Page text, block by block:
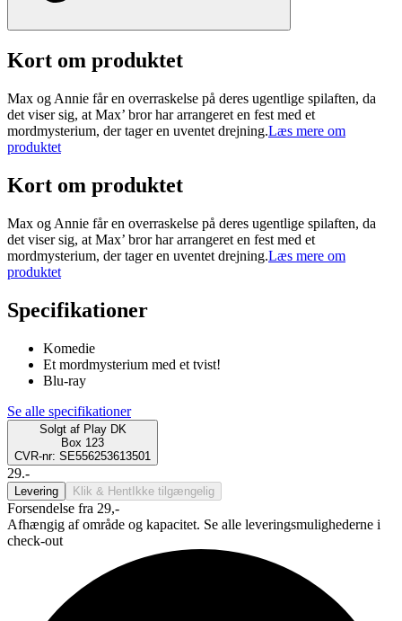
Kort om produktet
Max og Annie får en overraskelse på deres ugentlige spilaften, da
det viser sig, at Max’ bror har arrangeret en fest med et
mordmysterium, der tager en uventet drejning.Læs mere om
produktet
Kort om produktet
Max og Annie får en overraskelse på deres ugentlige spilaften, da
det viser sig, at Max’ bror har arrangeret en fest med et
mordmysterium, der tager en uventet drejning.Læs mere om
produktet
Specifikationer
Komedie
Et mordmysterium med et tvist!
Blu-ray
Se alle specifikationer
Solgt af Play DK
Box 123
CVR-nr: SE556253613501
29.-
Levering Klik & Hent Ikke tilgængelig
Forsendelse fra 29,-
Afhængig af område og kapacitet. Se alle leveringsmulighederne i
check-out